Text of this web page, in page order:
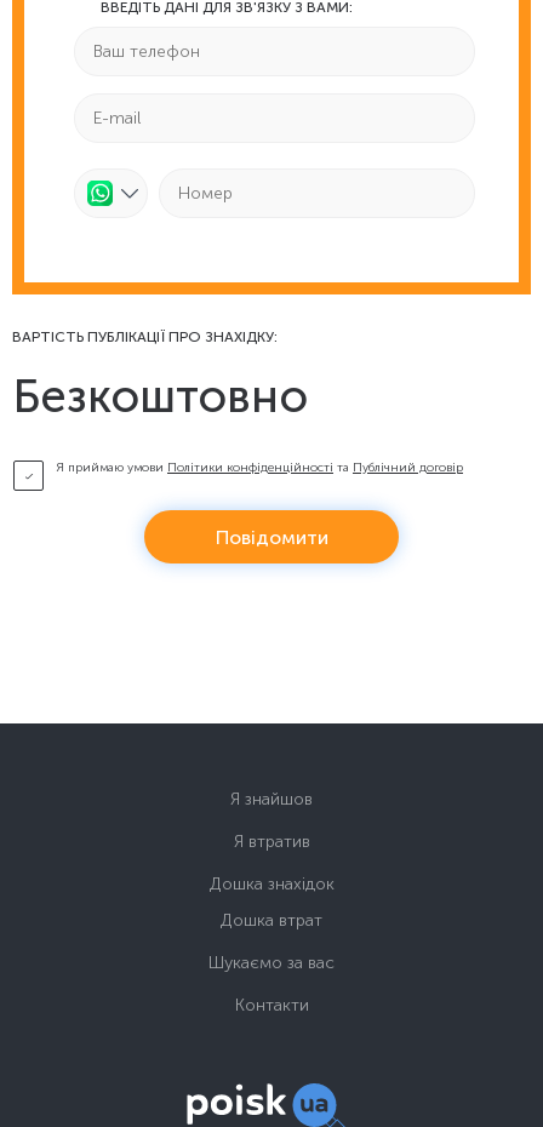
ВВЕДІТЬ ДАНІ ДЛЯ ЗВ'ЯЗКУ З ВАМИ:
ВАРТІСТЬ ПУБЛІКАЦІЇ ПРО ЗНАХІДКУ:
Безкоштовно
Я приймаю умови Політики конфіденційності та Публічний договір
Повідомити
Я знайшов
Я втратив
Дошка знахідок
Дошка втрат
Шукаємо за вас
Контакти